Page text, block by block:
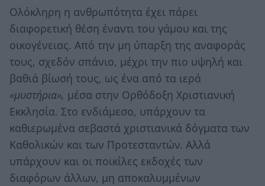
Ολόκληρη η ανθρωπότητα έχει πάρει
διαφορετική θέση έναντι του γάμου και της
οικογένειας. Από την μη ύπαρξη της αναφοράς
τους, σχεδόν σπάνιο, μέχρι την πιο υψηλή και
βαθιά βίωσή τους, ως ένα από τα ιερά
«μυστήρια», μέσα στην Ορθόδοξη Χριστιανική
Εκκλησία. Στο ενδιάμεσο, υπάρχουν τα
καθιερωμένα σεβαστά χριστιανικά δόγματα των
Καθολικών και των Προτεσταντών. Αλλά
υπάρχουν και οι ποικίλες εκδοχές των
διαφόρων άλλων, μη αποκαλυμμένων